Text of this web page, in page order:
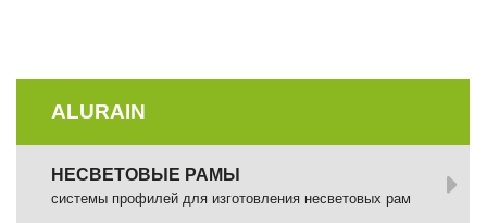
ALURAIN
НЕСВЕТОВЫЕ РАМЫ
системы профилей для изготовления несветовых рам